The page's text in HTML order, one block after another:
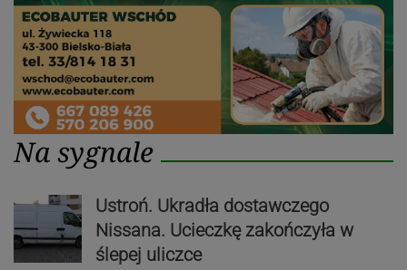
Na sygnale
Ustroń. Ukradła dostawczego
Nissana. Ucieczkę zakończyła w
ślepej uliczce